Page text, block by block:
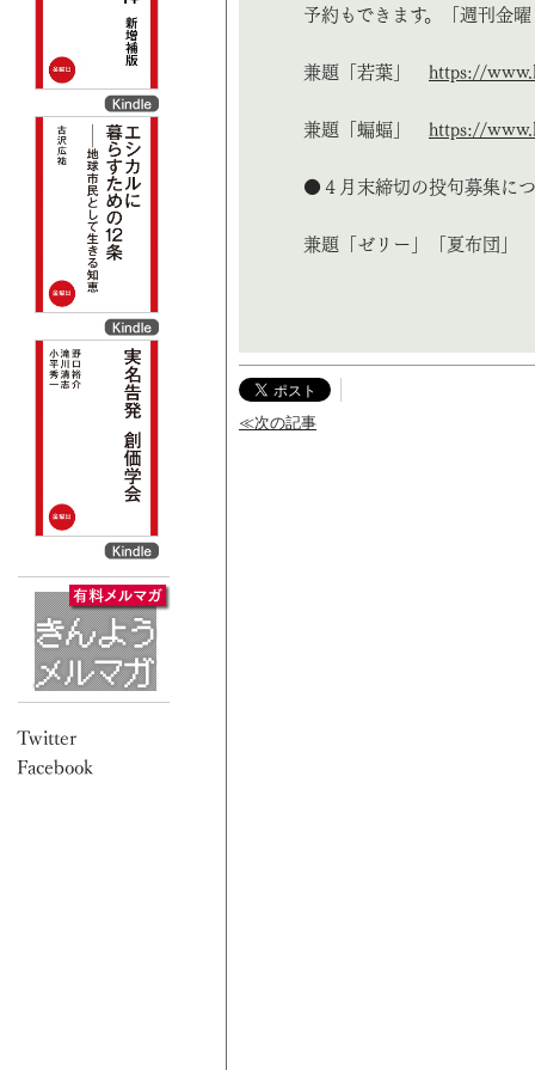
予約もできます。「週刊金
兼題「若葉」 https://
兼題「蝙蝠」 https://
●４月末締切の投句募集に
兼題「ゼリー」「夏布団」
≪次の記事